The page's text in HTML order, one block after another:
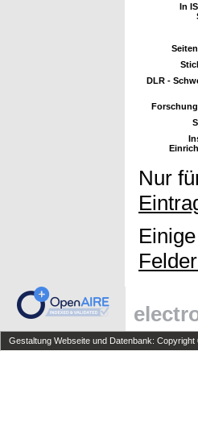
In
DLR -
Nur
Gestaltung Webseite und Datenbank: